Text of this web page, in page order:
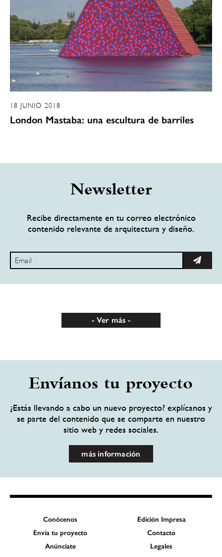
18 JUNIO 2018
London Mastaba: una escultura de barriles
Newsletter
Recibe directamente en tu correo electrónico
contenido relevante de arquitectura y diseño.
Ver más
Envíanos tu proyecto
¿Estás llevando a cabo un nuevo proyecto? explícanos y
se parte del contenido que se comparte en nuestro
sitio web y redes sociales.
más información
Conócenos
Edición Impresa
Envía tu proyecto
Contacto
Anúnciate
Legales